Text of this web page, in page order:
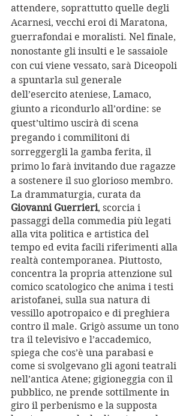
attendere, soprattutto quelle degli
Acarnesi, vecchi eroi di Maratona,
guerrafondai e moralisti. Nel finale,
nonostante gli insulti e le sassaiole
con cui viene vessato, sarà Diceopoli
a spuntarla sul generale
dell’esercito ateniese, Lamaco,
giunto a ricondurlo all’ordine: se
quest’ultimo uscirà di scena
pregando i commilitoni di
sorreggergli la gamba ferita, il
primo lo farà invitando due ragazze
a sostenere il suo glorioso membro.
La drammaturgia, curata da
Giovanni Guerrieri, scorcia i
passaggi della commedia più legati
alla vita politica e artistica del
tempo ed evita facili riferimenti alla
realtà contemporanea. Piuttosto,
concentra la propria attenzione sul
comico scatologico che anima i testi
aristofanei, sulla sua natura di
vessillo apotropaico e di preghiera
contro il male. Grigò assume un tono
tra il televisivo e l’accademico,
spiega che cos’è una parabasi e
come si svolgevano gli agoni teatrali
nell’antica Atene; gigioneggia con il
pubblico, ne prende sottilmente in
giro il perbenismo e la supposta